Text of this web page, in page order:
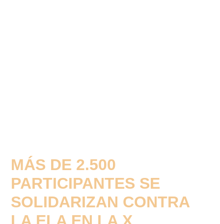
MÁS DE 2.500
PARTICIPANTES SE
SOLIDARIZAN CONTRA